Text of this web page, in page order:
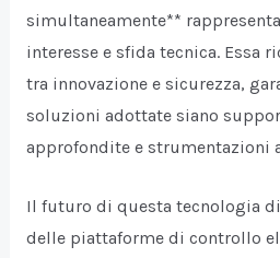
simultaneamente**
interesse e sfida tecnica. Essa
tra innovazione e sicurezza,
soluzioni adottate siano
approfondite e strumentazioni
Il futuro di questa tecnologia
delle piattaforme di controllo